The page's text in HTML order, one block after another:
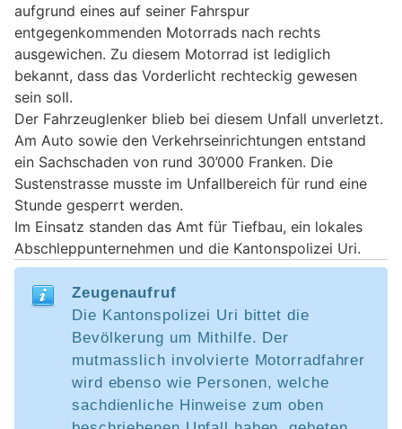
aufgrund eines auf seiner Fahrspur
entgegenkommenden Motorrads nach rechts
ausgewichen. Zu diesem Motorrad ist lediglich
bekannt, dass das Vorderlicht rechteckig gewesen
sein soll.
Der Fahrzeuglenker blieb bei diesem Unfall unverletzt.
Am Auto sowie den Verkehrseinrichtungen entstand
ein Sachschaden von rund 30’000 Franken. Die
Sustenstrasse musste im Unfallbereich für rund eine
Stunde gesperrt werden.
Im Einsatz standen das Amt für Tiefbau, ein lokales
Abschleppunternehmen und die Kantonspolizei Uri.
Zeugenaufruf
Die Kantonspolizei Uri bittet die
Bevölkerung um Mithilfe. Der
mutmasslich involvierte Motorradfahrer
wird ebenso wie Personen, welche
sachdienliche Hinweise zum oben